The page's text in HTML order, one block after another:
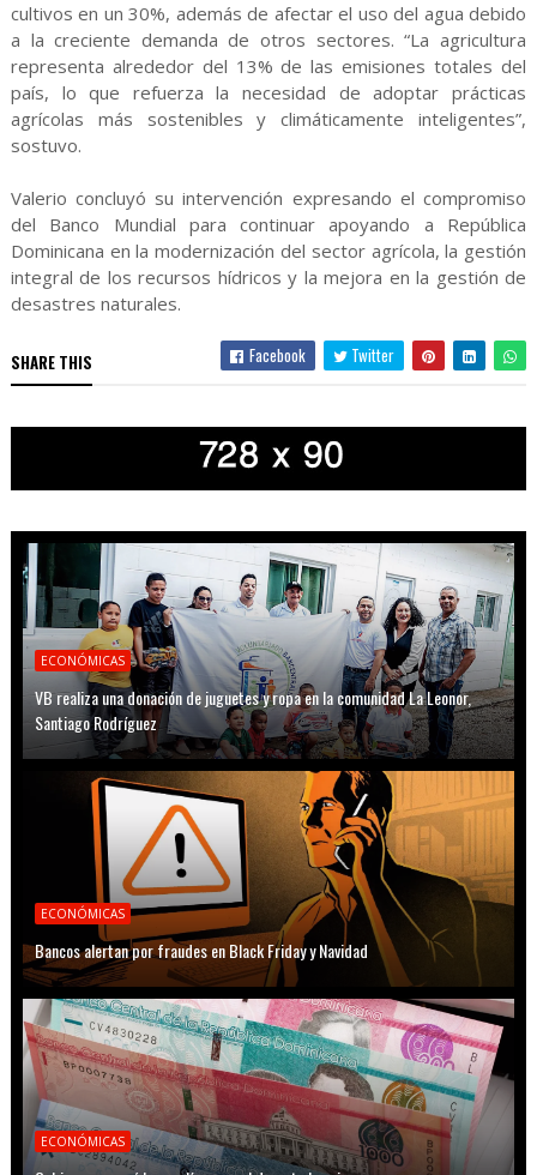
cultivos en un 30%, además de afectar el uso del agua debido
a la creciente demanda de otros sectores. “La agricultura
representa alrededor del 13% de las emisiones totales del
país, lo que refuerza la necesidad de adoptar prácticas
agrícolas más sostenibles y climáticamente inteligentes”,
sostuvo.
Valerio concluyó su intervención expresando el compromiso
del Banco Mundial para continuar apoyando a República
Dominicana en la modernización del sector agrícola, la gestión
integral de los recursos hídricos y la mejora en la gestión de
desastres naturales.
SHARE THIS Facebook Twitter
ECONÓMICAS
VB realiza una donación de juguetes y ropa en la comunidad La Leonor,
Santiago Rodríguez
ECONÓMICAS
Bancos alertan por fraudes en Black Friday y Navidad
ECONÓMICAS